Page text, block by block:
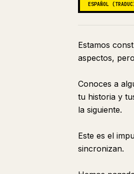
ESPAÑOL
Estamos
aspectos,
Conoces a
tu historia y
la siguiente.
Este es el
sincronizan.